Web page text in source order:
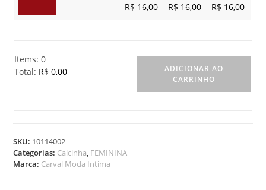
R$ 16,00 R$ 16,00 R$ 16,00
Items:0
Total: R$ 0,00
s
.
ADICIONAR AO
CARRINHO
SKU: 10114002
Categorias: Calcinha, FEMININA
Marca: Carval Moda Intima